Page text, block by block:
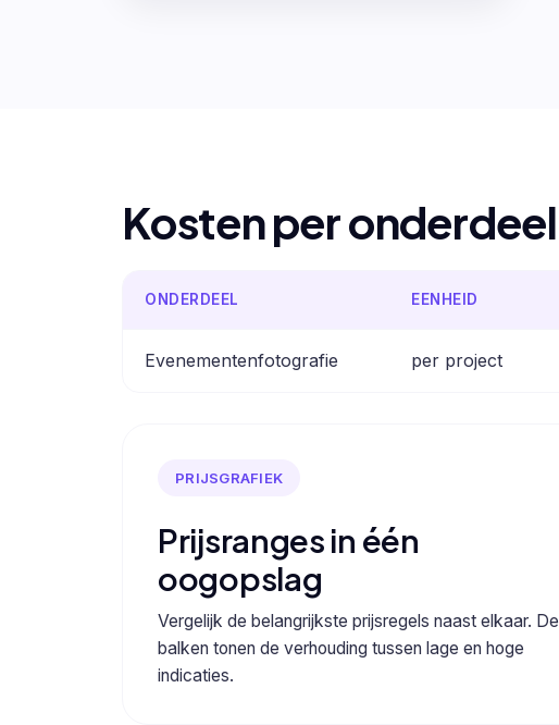
Kosten per onderdeel
ONDERDEEL EENHEID
Evenementenfotografie per project
PRIJSGRAFIEK
Prijsranges in één
oogopslag
Vergelijk de belangrijkste prijsregels naast elkaar. De
balken tonen de verhouding tussen lage en hoge
indicaties.